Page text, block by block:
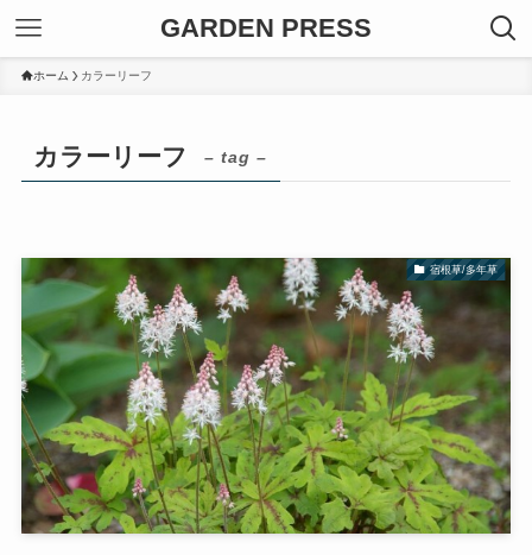
GARDEN PRESS
ホーム カラーリーフ
カラーリーフ – tag –
宿根草/多年草